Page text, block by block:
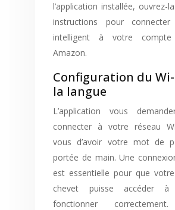
l’application installée, ouvrez-
instructions pour
intelligent à votre
Amazon.
Configuration du
la langue
L’application vous
connecter à votre réseau
vous d’avoir votre mot de
portée de main. Une
est essentielle pour que
chevet puisse accéder
fonctionner